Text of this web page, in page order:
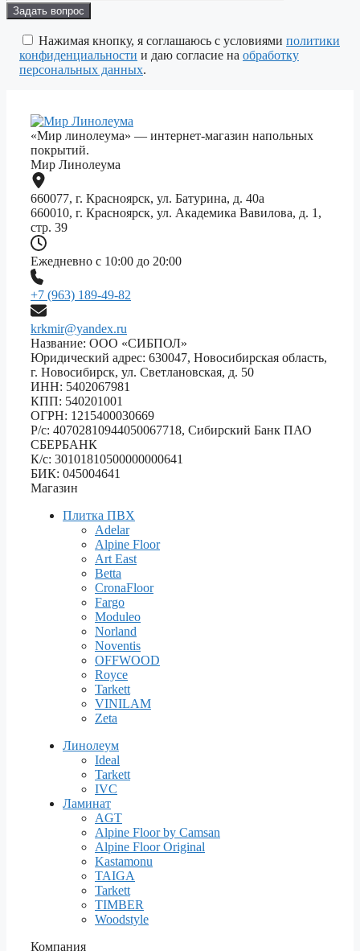
Оставьте
это
поле
пустым.
Нажимая кнопку, я соглашаюсь с условиями политики
конфиденциальности и даю согласие на обработку
персональных данных.
«Мир линолеума» — интернет-магазин напольных
покрытий.
Мир Линолеума
660077, г. Красноярск, ул. Батурина, д. 40а
660010, г. Красноярск, ул. Академика Вавилова, д. 1,
стр. 39
Ежедневно с 10:00 до 20:00
+7 (963) 189-49-82
krkmir@yandex.ru
Название: ООО «СИБПОЛ»
Юридический адрес: 630047, Новосибирская область,
г. Новосибирск, ул. Светлановская, д. 50
ИНН: 5402067981
КПП: 540201001
ОГРН: 1215400030669
Р/с: 40702810944050067718, Сибирский Банк ПАО
СБЕРБАНК
К/с: 30101810500000000641
БИК: 045004641
Магазин
Плитка ПВХ
Adelar
Alpine Floor
Art East
Betta
CronaFloor
Fargo
Moduleo
Norland
Noventis
OFFWOOD
Royce
Tarkett
VINILAM
Zeta
Линолеум
Ideal
Tarkett
IVC
Ламинат
AGT
Alpine Floor by Camsan
Alpine Floor Original
Kastamonu
TAIGA
Tarkett
TIMBER
Woodstyle
Компания